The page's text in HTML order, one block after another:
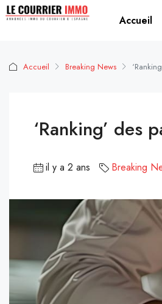
Accueil
Accueil Breaking News
‘Ranking’ des
il y a 2 ans Breaking